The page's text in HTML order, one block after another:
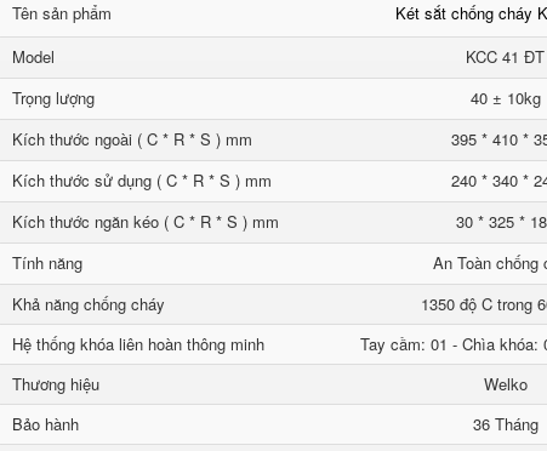
Tên sản phẩm
Két sắt chống cháy
Model
KCC 41 ĐT
Trọng lượng
40 ± 10kg
Kích thước ngoài ( C * R * S ) mm
395 * 410 *
Kích thước sử dụng ( C * R * S ) mm
240 * 340 *
Kích thước ngăn kéo ( C * R * S ) mm
30 * 325 *
Tính năng
An Toàn chống
Khả năng chống cháy
1350 độ C trong
Hệ thống khóa liên hoàn thông minh
Tay cầm: 01 - Chìa khóa:
Thương hiệu
Welko
Bảo hành
36 Tháng